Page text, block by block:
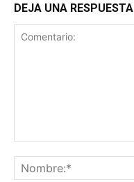
DEJA UNA RESPUESTA